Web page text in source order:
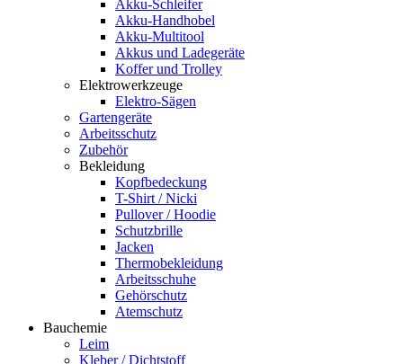
Akku-Schleifer
Akku-Handhobel
Akku-Multitool
Akkus und Ladegeräte
Koffer und Trolley
Elektrowerkzeuge
Elektro-Sägen
Gartengeräte
Arbeitsschutz
Zubehör
Bekleidung
Kopfbedeckung
T-Shirt / Nicki
Pullover / Hoodie
Schutzbrille
Jacken
Thermobekleidung
Arbeitsschuhe
Gehörschutz
Atemschutz
Bauchemie
Leim
Kleber / Dichtstoff